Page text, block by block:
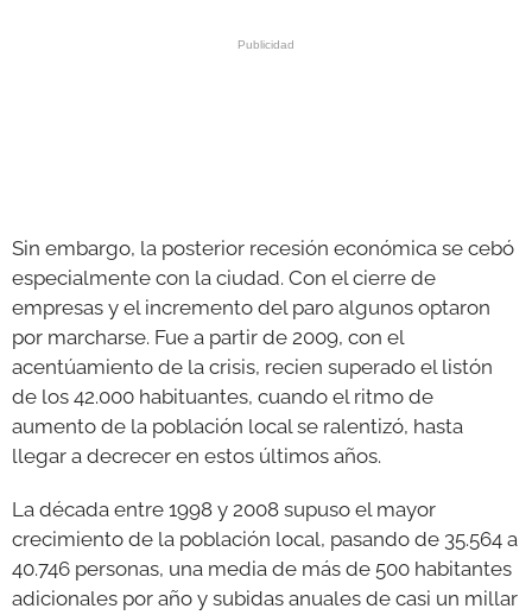
Sin embargo, la posterior recesión económica se cebó
especialmente con la ciudad. Con el cierre de
empresas y el incremento del paro algunos optaron
por marcharse. Fue a partir de 2009, con el
acentúamiento de la crisis, recien superado el listón
de los 42.000 habituantes, cuando el ritmo de
aumento de la población local se ralentizó, hasta
llegar a decrecer en estos últimos años.
La década entre 1998 y 2008 supuso el mayor
crecimiento de la población local, pasando de 35.564 a
40.746 personas, una media de más de 500 habitantes
adicionales por año y subidas anuales de casi un millar